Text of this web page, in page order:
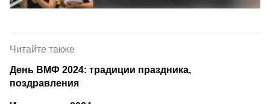
Читайте также
День ВМФ 2024: традиции праздника,
поздравления